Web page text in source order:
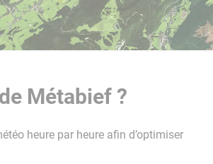
Métabief ?
heure par heure afin d’optimiser